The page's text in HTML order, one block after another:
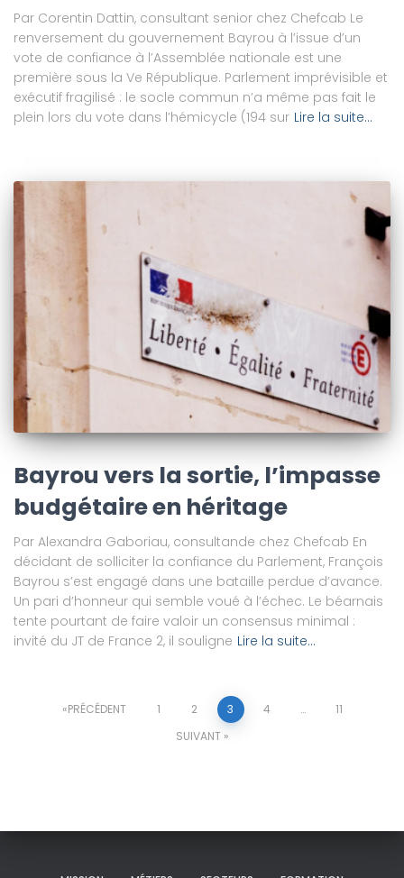
Par Corentin Dattin, consultant senior chez Chefcab Le
renversement du gouvernement Bayrou à l’issue d’un
vote de confiance à l’Assemblée nationale est une
première sous la Ve République. Parlement imprévisible et
exécutif fragilisé : le socle commun n’a même pas fait le
plein lors du vote dans l’hémicycle (194 sur Lire la suite…
Bayrou vers la sortie, l’impasse
budgétaire en héritage
Par Alexandra Gaboriau, consultande chez Chefcab En
décidant de solliciter la confiance du Parlement, François
Bayrou s’est engagé dans une bataille perdue d’avance.
Un pari d’honneur qui semble voué à l’échec. Le béarnais
tente pourtant de faire valoir un consensus minimal :
invité du JT de France 2, il souligne Lire la suite…
Navigation
PRÉCÉDENT 1 2 3 4 …
11
SUIVANT